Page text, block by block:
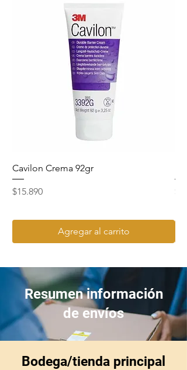
Cavilon Crema 92gr
Precio
$15.890
Agregar al carrito
Resumen información
de envíos
Bodega/tienda principal